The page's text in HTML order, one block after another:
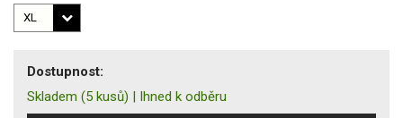
Dostupnost:
Skladem (5 kusů) | Ihned k odběru